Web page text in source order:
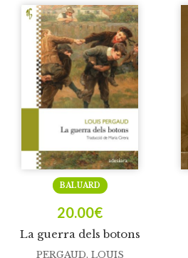
La guerra dels botons
BALUARD
20.00€
PERGAUD, LOUIS